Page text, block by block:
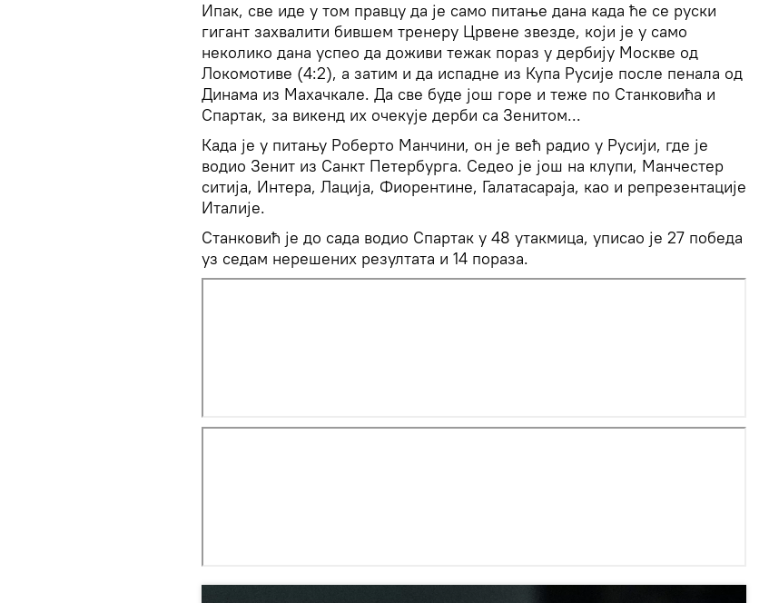
Ипак, све иде у том правцу да је само питање дана када ће се руски
гигант захвалити бившем тренеру Црвене звезде, који је у само
неколико дана успео да доживи тежак пораз у дербију Москве од
Локомотиве (4:2), а затим и да испадне из Купа Русије после пенала од
Динама из Махачкале. Да све буде још горе и теже по Станковића и
Спартак, за викенд их очекује дерби са Зенитом...
Када је у питању Роберто Манчини, он је већ радио у Русији, где је
водио Зенит из Санкт Петербурга. Седео је још на клупи, Манчестер
ситија, Интера, Лација, Фиорентине, Галатасараја, као и репрезентације
Италије.
Станковић је до сада водио Спартак у 48 утакмица, уписао је 27 победа
уз седам нерешених резултата и 14 пораза.